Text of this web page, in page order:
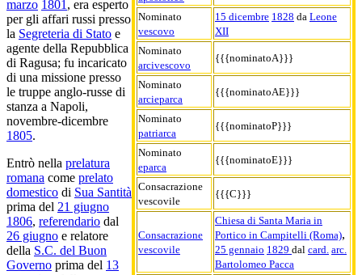
Nominato
vescovo
15 dicembre 1828 da Leone
XII
Nominato
arcivescovo
{{{nominatoA}}}
Nominato
arcieparca
{{{nominatoAE}}}
Nominato
patriarca
{{{nominatoP}}}
Nominato
eparca
{{{nominatoE}}}
Consacrazione
vescovile
{{{C}}}
Consacrazione
vescovile
Chiesa di Santa Maria in
Portico in Campitelli (Roma),
25 gennaio 1829 dal card. arc.
Bartolomeo Pacca
marzo 1801 , era esperto
per gli affari russi presso
la Segreteria di Stato e
agente della Repubblica
di Ragusa; fu incaricato
di una missione presso
le truppe anglo-russe di
stanza a Napoli,
novembre-dicembre
1805.
Entrò nella prelatura
romana come prelato
domestico di Sua Santità
prima del 21 giugno
1806, referendario dal
26 giugno e relatore
della S.C. del Buon
Governo prima del 13